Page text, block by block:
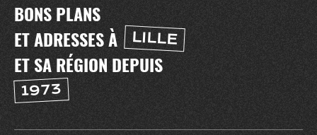
BONS PLANS
ET ADRESSES À
LILLE
ET SA RÉGION DEPUIS
1973